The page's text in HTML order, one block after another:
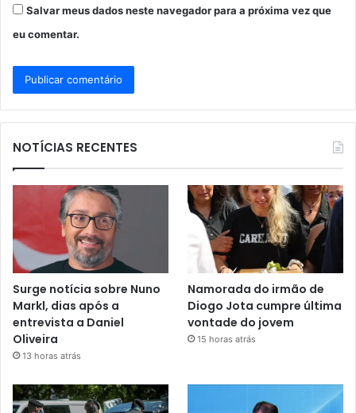
Salvar meus dados neste navegador para a próxima vez que
eu comentar.
NOTÍCIAS RECENTES
Surge notícia sobre Nuno
Markl, dias após a
entrevista a Daniel
Oliveira
13 horas atrás
Namorada do irmão de
Diogo Jota cumpre última
vontade do jovem
15 horas atrás